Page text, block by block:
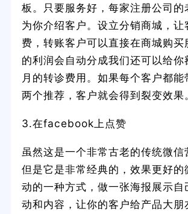
板。只要服务好，每家注册公司的
为你介绍客户。设立分销商城，让
费，转账客户可以直接在商城购买
的利润会自动分成我们还可以给你
月的转诊费用。如果每个客户都能
两个推荐，客户就会得到裂变效果
3.在facebook上点赞
虽然这是一个非常古老的传统微信
但是它是非常经典的，效果更好的
动的一种方式，做一张海报展示自
动和内容，让你的客户给产品大朋